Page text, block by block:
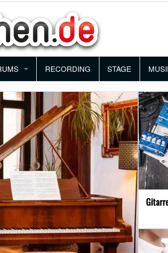
RECORDING STAGE
BLOG
FUN